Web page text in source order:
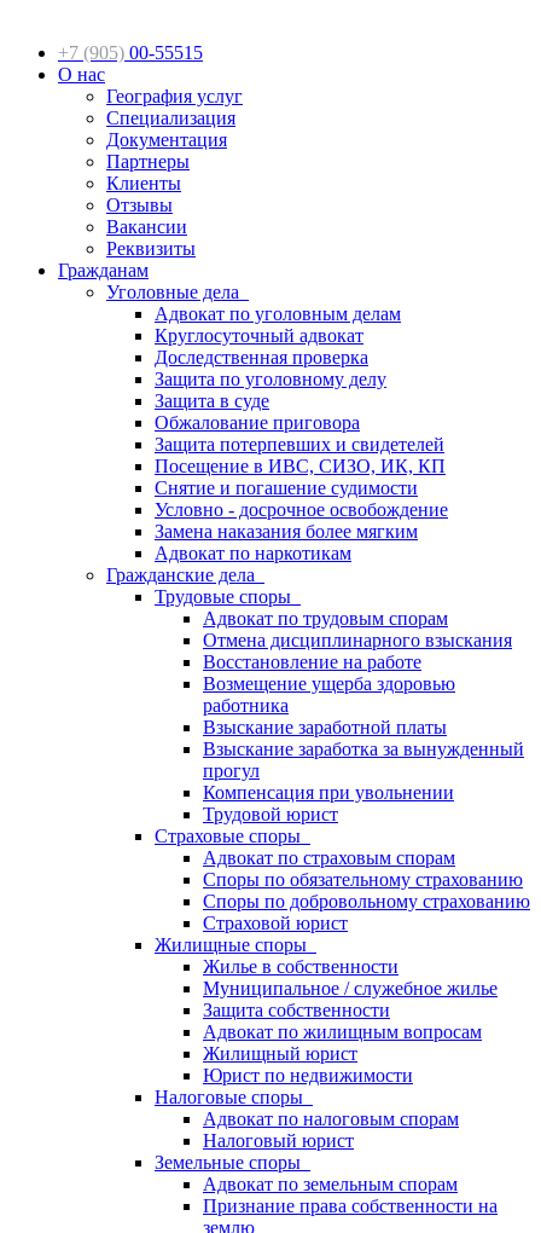
+7 (905) 00-55515
О нас
География услуг
Специализация
Документация
Партнеры
Клиенты
Отзывы
Вакансии
Реквизиты
Гражданам
Уголовные дела
Адвокат по уголовным делам
Круглосуточный адвокат
Доследственная проверка
Защита по уголовному делу
Защита в суде
Обжалование приговора
Защита потерпевших и свидетелей
Посещение в ИВС, СИЗО, ИК, КП
Снятие и погашение судимости
Условно - досрочное освобождение
Замена наказания более мягким
Адвокат по наркотикам
Гражданские дела
Трудовые споры
Адвокат по трудовым спорам
Отмена дисциплинарного взыскания
Восстановление на работе
Возмещение ущерба здоровью
работника
Взыскание заработной платы
Взыскание заработка за вынужденный
прогул
Компенсация при увольнении
Трудовой юрист
Страховые споры
Адвокат по страховым спорам
Споры по обязательному страхованию
Споры по добровольному страхованию
Страховой юрист
Жилищные споры
Жилье в собственности
Муниципальное / служебное жилье
Защита собственности
Адвокат по жилищным вопросам
Жилищный юрист
Юрист по недвижимости
Налоговые споры
Адвокат по налоговым спорам
Налоговый юрист
Земельные споры
Адвокат по земельным спорам
Признание права собственности на
землю